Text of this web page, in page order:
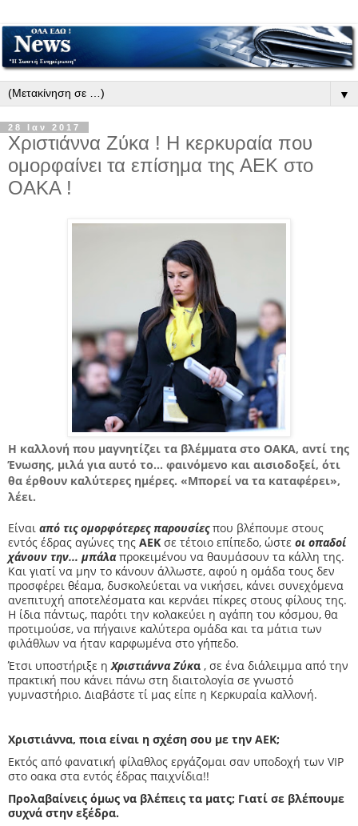
▼
28 Ιαν 2017
Χριστιάννα Ζύκα ! Η κερκυραία που
ομορφαίνει τα επίσημα της ΑΕΚ στο
ΟΑΚΑ !
Η καλλονή που μαγνητίζει τα βλέμματα στο ΟΑΚΑ, αντί της
Ένωσης, μιλά για αυτό το... φαινόμενο και αισιοδοξεί, ότι
θα έρθουν καλύτερες ημέρες. «Μπορεί να τα καταφέρει»,
λέει.
Είναι από τις ομορφότερες παρουσίεςπου βλέπουμε στους
εντός έδρας αγώνες της ΑΕΚ σε τέτοιο επίπεδο, ώστε οι οπαδοί
χάνουν την... μπάλαπροκειμένου να θαυμάσουν τα κάλλη της.
Και γιατί να μην το κάνουν άλλωστε, αφού η ομάδα τους δεν
προσφέρει θέαμα, δυσκολεύεται να νικήσει, κάνει συνεχόμενα
ανεπιτυχή αποτελέσματα και κερνάει πίκρες στους φίλους της.
Η ίδια πάντως, παρότι την κολακεύει η αγάπη του κόσμου, θα
προτιμούσε, να πήγαινε καλύτερα ομάδα και τα μάτια των
φιλάθλων να ήταν καρφωμένα στο γήπεδο.
Έτσι υποστήριξε ηΧριστιάννα Ζύκα , σε ένα διάλειμμα από την
πρακτική που κάνει πάνω στη διαιτολογία σε γνωστό
γυμναστήριο. Διαβάστε τί μας είπε η Κερκυραία καλλονή.
Χριστιάννα, ποια είναι η σχέση σου με την ΑΕΚ;
Εκτός από φανατική φίλαθλος εργάζομαι σαν υποδοχή των VIP
στο οακα στα εντός έδρας παιχνίδια!!
Προλαβαίνεις όμως να βλέπεις τα ματς; Γιατί σε βλέπουμε
συχνά στην εξέδρα.